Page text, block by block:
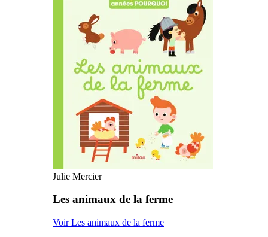
Julie Mercier
Les animaux de la ferme
Voir Les animaux de la ferme